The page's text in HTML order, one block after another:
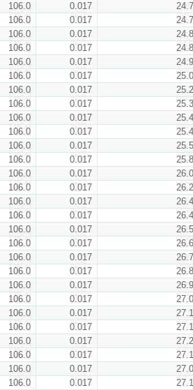
106.0 0.017
24.7
106.0 0.017
24.7
106.0 0.017
24.8
106.0 0.017
24.8
106.0 0.017
24.9
106.0 0.017
25.0
106.0 0.017
25.2
106.0 0.017
25.3
106.0 0.017
25.4
106.0 0.017
25.4
106.0 0.017
25.5
106.0 0.017
25.8
106.0 0.017
26.0
106.0 0.017
26.2
106.0 0.017
26.4
106.0 0.017
26.4
106.0 0.017
26.5
106.0 0.017
26.6
106.0 0.017
26.7
106.0 0.017
26.8
106.0 0.017
26.9
106.0 0.017
27.0
106.0 0.017
27.1
106.0 0.017
27.1
106.0 0.017
27.2
106.0 0.017
27.1
106.0 0.017
27.0
106.0 0.017
27.1